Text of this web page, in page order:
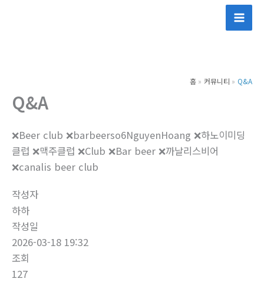
홈 커뮤니티 Q&A
Q&A
❌Beer club ❌barbeerso6NguyenHoang ❌하노이미딩
클럽 ❌맥주클럽 ❌Club ❌Bar beer ❌까날리스비어
❌canalis beer club
작성자
하하
작성일
2026-03-18 19:32
조회
127